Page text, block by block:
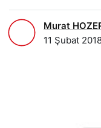
Murat
11 Şubat